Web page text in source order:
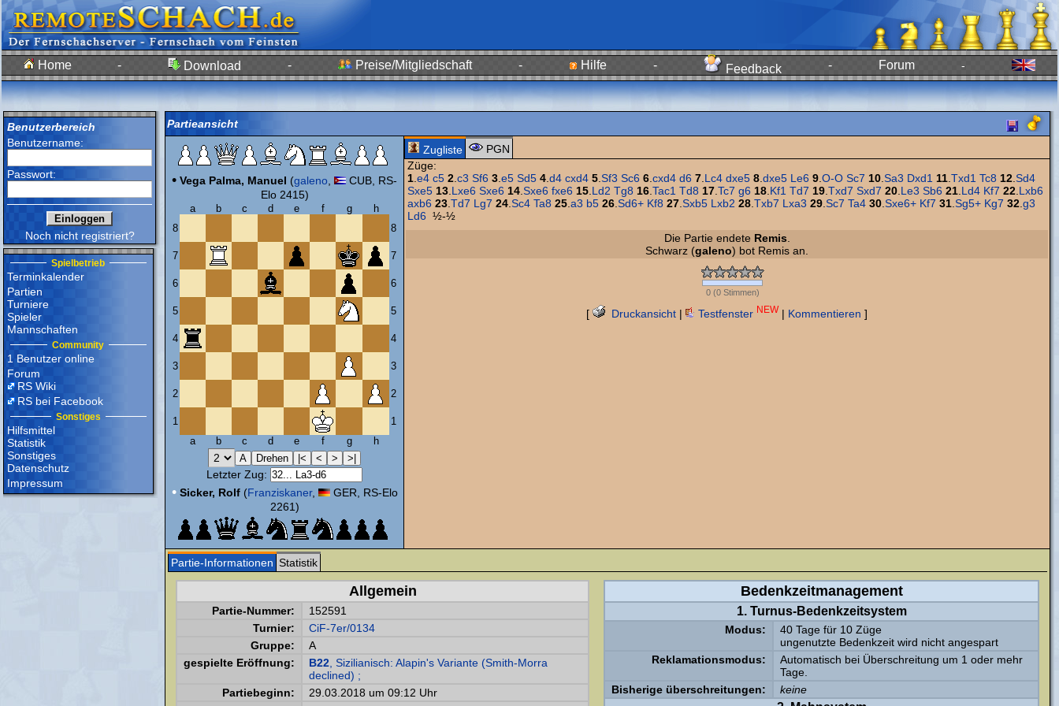
Home - Download - Preise/Mitgliedschaft - Hilfe - Feedback - Forum -
Benutzerbereich
Benutzername:
Passwort:
Noch nicht registriert?
Spielbetrieb
Terminkalender
Partien
Turniere
Spieler
Mannschaften
Community
1 Benutzer online
Forum
RS Wiki
RS bei Facebook
Sonstiges
Hilfsmittel
Statistik
Sonstiges
Datenschutz
Impressum
Partieansicht
• Vega Palma, Manuel (galeno
CUB, RS-
Elo 2415)
a b c d e f g
h
8
8
7 7
6 6
5 5
4 4
3 3
2 2
1
1
a
b c d e f g h
Letzter Zug:
• Sicker, Rolf(Franziskaner,
GER, RS-Elo
2261)
Zugliste
PGN
Züge:
1 e4 c5 2 c3 Sf6 3 e5 Sd5 4 d4 cxd4 5 Sf3 Sc6 6 cxd4 d6 7 Lc4 dxe5 8 dxe5 Le6 9 O-O Sc7 10 Sa3 Dxd1 11 Txd1 Tc8 12 Sd4
Sxe5 13 Lxe6 Sxe6 14 Sxe6 fxe6 15 Ld2 Tg8 16 Tac1 Td8 17 Tc7 g6 18 Kf1 Td7 19 Txd7 Sxd7 20 Le3 Sb6 21 Ld4 Kf7 22 Lxb6
axb6 23 Td7 Lg7 24 Sc4 Ta8 25 a3 b5 26 Sd6+ Kf8 27 Sxb5 Lxb2 28 Txb7 Lxa3 29 Sc7 Ta4 30 Sxe6+ Kf7 31 Sg5+ Kg7 32 g3
Ld6 ½-½
Die Partie endete Remis
Schwarz (galeno) bot Remis an.
0(0Stimmen)
[ Druckansicht | Testfenster NEW | Kommentieren ]
Partie-Informationen Statistik
Allgemein
Partie-Nummer:
152591
Turnier:
CiF-7er/0134
Gruppe:
A
gespielte Eröffnung:
B22 , Sizilianisch: Alapin's Variante (Smith-Morra
declined) ;
Partiebeginn:
29.03.2018 um 09:12 Uhr
Bedenkzeitmanagement
1. Turnus-Bedenkzeitsystem
Modus:
40 Tage für 10 Züge
ungenutzte Bedenkzeit wird nicht angespart
Reklamationsmodus:
Automatisch bei Überschreitung um 1 oder mehr
Tage.
Bisherige überschreitungen:
keine